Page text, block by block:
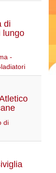
di
lungo